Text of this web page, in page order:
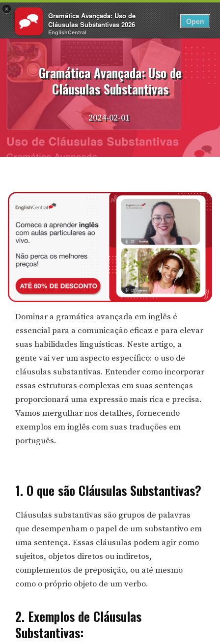
×
Gramática Avançada: Uso de
Cláusulas Substantivas 2026
EnglishCentral
Open
Fazer login PT
Pular
para
conteúdo Gramática Avançada: Uso de
Cláusulas Substantivas
2024-02-01
Dominar a gramática avançada em inglês é
essencial para a comunicação eficaz e para elevar
suas habilidades linguísticas. Neste artigo, a
gente vai ver um aspecto específico: o uso de
cláusulas substantivas. Entender como incorporar
essas estruturas complexas em suas sentenças
proporcionará uma expressão mais rica e precisa.
Vamos mergulhar nos detalhes, fornecendo
exemplos em inglês com suas traduções em
português.
1. O que são Cláusulas Substantivas?
Cláusulas substantivas são grupos de palavras
que desempenham o papel de um substantivo em
uma sentença. Essas cláusulas podem agir como
sujeitos, objetos diretos ou indiretos,
complementos de preposição, ou até mesmo
como o próprio objeto de um verbo.
2. Exemplos de Cláusulas
Substantivas: